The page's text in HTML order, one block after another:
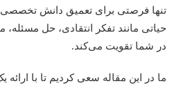
فرصتی برای تعمیق دانش تخصصی
مانند تفکر انتقادی، حل مسئله،
تقویت می‌کند.
این مقاله سعی کردیم تا با ارائه یک